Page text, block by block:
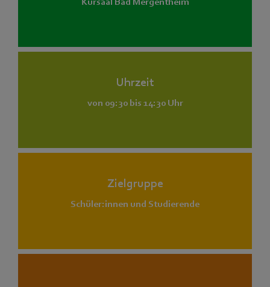
Uhrzeit
von 09:30 bis 14:30 Uhr
Zielgruppe
Schüler:innen und Studierende